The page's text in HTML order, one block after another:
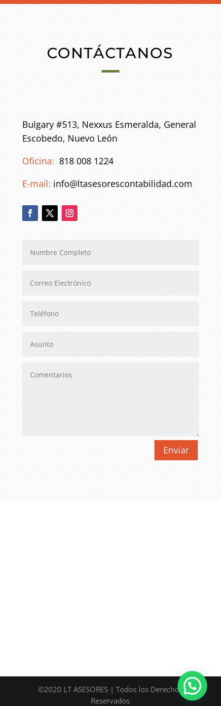
CONTÁCTANOS
Bulgary #513, Nexxus Esmeralda, General
Escobedo, Nuevo León
Oficina: 818 008 1224
E-mail: info@ltasesorescontabilidad.com
Enviar
©2020 LT ASESORES | Todos los Derechos
Reservados